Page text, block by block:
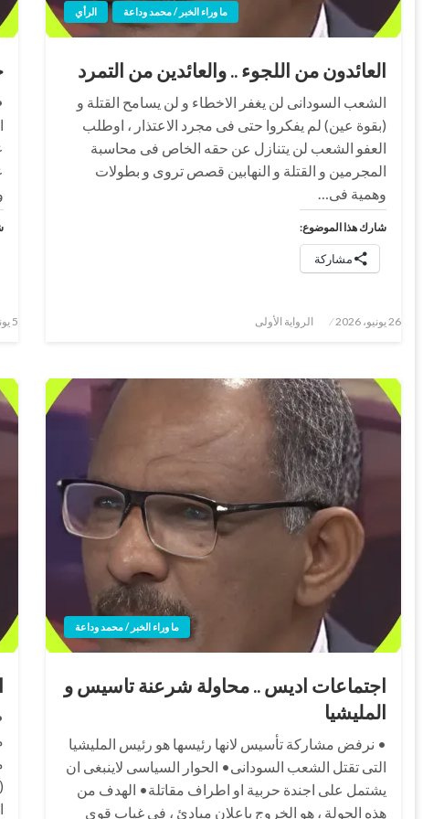
الرأي ما وراء الخبر / محمد وداعة
العائدون من اللجوء .. والعائدين من التمرد
الشعب السودانى لن يغفر الاخطاء و لن يسامح القتلة و
(بقوة عين) لم يفكروا حتى فى مجرد الاعتذار ، اوطلب
العفو الشعب لن يتنازل عن حقه الخاص فى محاسبة
المجرمين و القتلة و النهابين قصص تروى و بطولات
وهمية فى…
شارك هذا الموضوع:
مشاركة
نُشر
26 يونيو، 2026 الرواية الأولى
نُشر
5 يونيو، 2026
ما وراء الخبر / محمد وداعة
اجتماعات اديس .. محاولة شرعنة تاسيس و
المليشيا
• نرفض مشاركة تأسيس لانها رئيسها هو رئيس المليشيا
التى تقتل الشعب السودانى• الحوار السياسى لاينبغى ان
يشتمل على اجندة حربية او اطراف مقاتلة• الهدف من
هذه الجولة ، هو الخروج باعلان مبادئ ، فى غياب قوى